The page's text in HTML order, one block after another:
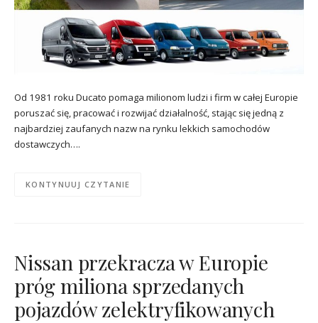
Od 1981 roku Ducato pomaga milionom ludzi i firm w całej Europie
poruszać się, pracować i rozwijać działalność, stając się jedną z
najbardziej zaufanych nazw na rynku lekkich samochodów
dostawczych….
KONTYNUUJ CZYTANIE
Nissan przekracza w Europie
próg miliona sprzedanych
pojazdów zelektryfikowanych